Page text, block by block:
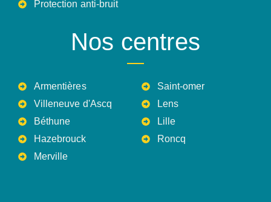
Protection anti-bruit
Nos centres
Armentières
Villeneuve d'Ascq
Béthune
Hazebrouck
Merville
Saint-omer
Lens
Lille
Roncq